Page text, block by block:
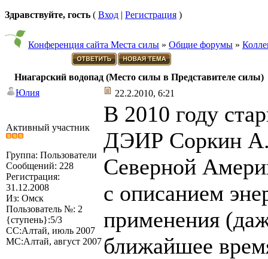
Здравствуйте, гость ( Вход | Регистрация )
Конференция сайта Места силы » Общие форумы »
Ниагарский водопад (Место силы в Представителе силы)
Юлия
22.2.2010, 6:21
Активный участник
Группа: Пользователи
Сообщений: 228
Регистрация:
31.12.2008
Из: Омск
Пользователь №: 2
{ступень}:5/3
СС:Алтай, июль 2007
МС:Алтай, август 2007
В 2010 году
ДЭИР Соркин
Северной
с описанием
применения
ближайшее